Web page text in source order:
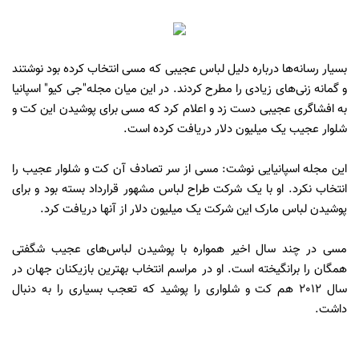
بسیار رسانه‌ها درباره دلیل لباس عجیبی که مسی انتخاب کرده بود نوشتند
و گمانه‌ زنی‌های زیادی را مطرح کردند. در این میان مجله"جی کیو" اسپانیا
به افشاگری عجیبی دست زد و اعلام کرد که مسی برای پوشیدن این کت و
شلوار عجیب یک میلیون دلار دریافت کرده است.
این مجله اسپانیایی نوشت: مسی از سر تصادف آن کت و شلوار عجیب را
انتخاب نکرد. او با یک شرکت طراح لباس مشهور قرارداد بسته بود و برای
پوشیدن لباس مارک این شرکت یک میلیون دلار از آنها دریافت کرد.
مسی در چند سال اخیر همواره با پوشیدن لباس‌های عجیب شگفتی
همگان را برانگیخته است. او در مراسم انتخاب بهترین بازیکنان جهان در
سال 2012 هم کت و شلواری را پوشید که تعجب بسیاری را به دنبال
داشت.